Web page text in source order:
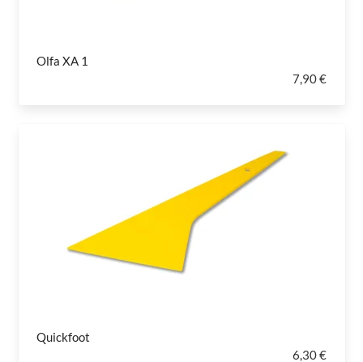
Olfa XA 1
7,90 €
Quickfoot
6,30 €